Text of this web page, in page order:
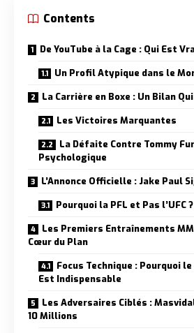
Contents
De YouTube à la Cage : Qui Est
Un Profil Atypique dans le
La Carrière en Boxe : Un Bilan
Les Victoires Marquantes
La Défaite Contre Tommy
Psychologique
L’Annonce Officielle : Jake Paul
Pourquoi la PFL et Pas l’UFC ?
Les Premiers Entraînements
Cœur du Plan
Focus Technique : Pourquoi
Est Indispensable
Les Adversaires Ciblés :
10 Millions